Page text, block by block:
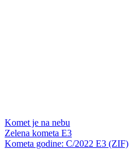
Komet je na nebu
Zelena kometa E3
Kometa godine: C/2022 E3 (ZIF)